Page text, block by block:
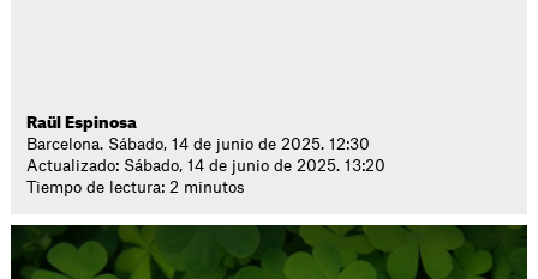
Raül Espinosa
Barcelona. Sábado, 14 de junio de 2025. 12:30
Actualizado: Sábado, 14 de junio de 2025. 13:20
Tiempo de lectura: 2 minutos